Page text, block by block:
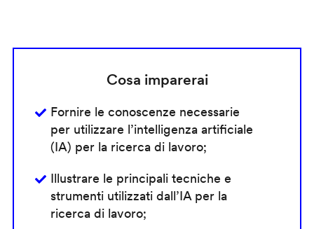
Cosa imparerai
Fornire le conoscenze necessarie
per utilizzare l’intelligenza artificiale
(IA) per la ricerca di lavoro;
Illustrare le principali tecniche e
strumenti utilizzati dall’IA per la
ricerca di lavoro;